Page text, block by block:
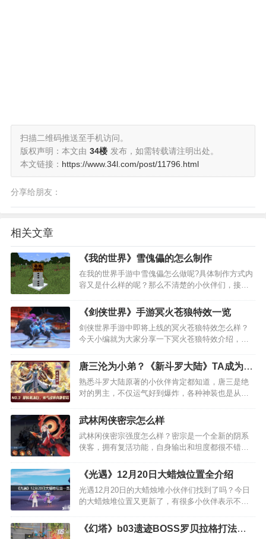
扫描二维码推送至手机访问。
版权声明：本文由 34楼 发布，如需转载请注明出处。
本文链接： https://www.34l.com/post/11796.html
分享给朋友：
相关文章
《我的世界》雪傀儡的怎么制作
在我的世界手游中雪傀儡怎么做呢?具体制作方式内
容又是什么样的呢？那么不清楚的小伙伴们，接下
儡的制作方法 制造雪傀儡需要先准备4个雪块，雪块
需要使用雪球合成，4个雪球可以合成一个雪块…
《剑侠世界》手游冥火苍狼特效一览
剑侠世界手游中即将上线的冥火苍狼特效怎么样？
今天小编就为大家分享一下冥火苍狼特效介绍，想
冥火苍狼特效一览 与雪狼相反，苍狼则是通体黑
色，身披银蓝色战甲，眼神坚毅，就像是暗夜的使
者，…
唐三沦为小弟？《新斗罗大陆》TA成为当
今人气王
熟悉斗罗大陆原著的小伙伴肯定都知道，唐三是绝
对的男主，不仅运气好到爆炸，各种神装也是从来
游《新斗罗大陆》当下谁才是当真的人气王呢?让我
们一起走进热血激情的游戏世界中探寻答案吧
~NO.3 邪眸戴沐白…
武林闲侠密宗怎么样
武林闲侠密宗强度怎么样？密宗是一个全新的阴系
侠客，拥有复活功能，自身输出和坦度都很不错。
一起来看看吧。…
《光遇》12月20日大蜡烛位置全介绍
光遇12月20日的大蜡烛堆小伙伴们找到了吗？今日
的大蜡烛堆位置又更新了，有很多小伙伴表示不知
的小伙伴快来看看吧！ 12月20日大蜡烛位置地图：
霞谷 以上就是小编今天给小伙伴们带来的…
《幻塔》b03遗迹BOSS罗贝拉格打法攻